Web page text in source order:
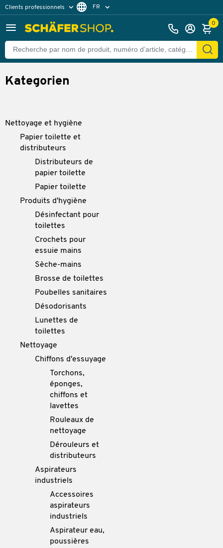
Clients professionnels
Clients particuliers
FR
0
Kategorien
Nettoyage et hygiène
Papier toilette et
distributeurs
Distributeurs de
papier toilette
Papier toilette
Produits d'hygiène
Désinfectant pour
toilettes
Crochets pour
essuie mains
Sèche-mains
Brosse de toilettes
Poubelles sanitaires
Désodorisants
Lunettes de
toilettes
Nettoyage
Chiffons d'essuyage
Torchons,
éponges,
chiffons et
lavettes
Rouleaux de
nettoyage
Dérouleurs et
distributeurs
Aspirateurs
industriels
Accessoires
aspirateurs
industriels
Aspirateur eau,
poussières